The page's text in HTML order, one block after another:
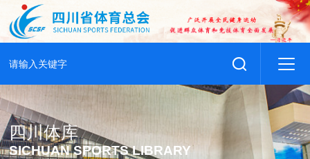
四川体库
SICHUAN SPORTS LIBRARY